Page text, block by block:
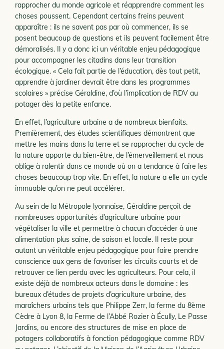
rapprocher du monde agricole et réapprendre comment les
choses poussent. Cependant certains freins peuvent
apparaître : ils ne savent pas par où commencer, ils se
posent beaucoup de questions et ils peuvent facilement être
démoralisés. Il y a donc ici un véritable enjeu pédagogique
pour accompagner les citadins dans leur transition
écologique. « Cela fait partie de l’éducation, dès tout petit,
apprendre à jardiner devrait être dans les programmes
scolaires » précise Géraldine, d’où l’implication de RDV au
potager dès la petite enfance.
En effet, l’agriculture urbaine a de nombreux bienfaits.
Premièrement, des études scientifiques démontrent que
mettre les mains dans la terre et se rapprocher du cycle de
la nature apporte du bien-être, de l’émerveillement et nous
oblige à ralentir dans ce monde où on a tendance à faire les
choses beaucoup trop vite. En effet, la nature a elle un cycle
immuable qu’on ne peut accélérer.
Au sein de la Métropole lyonnaise, Géraldine perçoit de
nombreuses opportunités d’agriculture urbaine pour
végétaliser la ville et permettre à chacun d’accéder à une
alimentation plus saine, de saison et locale. Il reste pour
autant un véritable enjeu pédagogique pour faire prendre
conscience aux gens de favoriser les circuits courts et de
retrouver ce lien perdu avec les agriculteurs. Pour cela, il
existe déjà de nombreux acteurs dans le domaine : les
bureaux d’études de projets d’agriculture urbaine, des
maraîchers urbains tels que Philippe Zerr, la ferme du 8ème
Cèdre à Lyon 8, la Ferme de l’Abbé Rozier à Écully, Le Passe
Jardins, ou encore des structures de mise en place de
potagers collaboratifs à fonction pédagogique comme RDV